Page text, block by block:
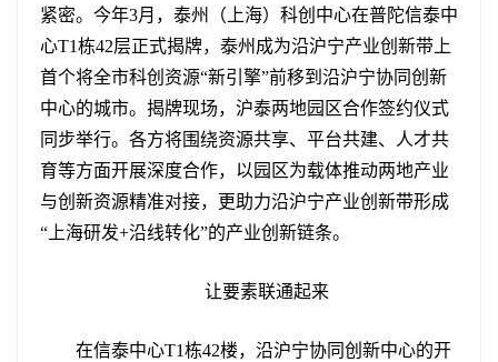
紧密。今年3月，泰州（上海）科创中心在普陀信泰中
心T1栋42层正式揭牌，泰州成为沿沪宁产业创新带上
首个将全市科创资源“新引擎”前移到沿沪宁协同创新
中心的城市。揭牌现场，沪泰两地园区合作签约仪式
同步举行。各方将围绕资源共享、平台共建、人才共
育等方面开展深度合作，以园区为载体推动两地产业
与创新资源精准对接，更助力沿沪宁产业创新带形成
“上海研发+沿线转化”的产业创新链条。
让要素联通起来
在信泰中心T1栋42楼，沿沪宁协同创新中心的开